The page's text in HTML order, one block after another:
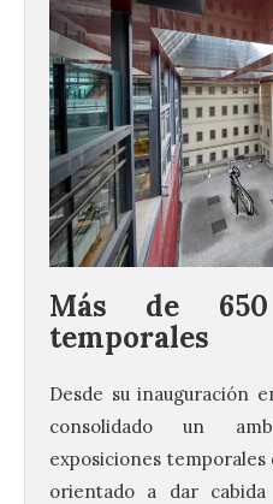
Más de 650
temporales
Desde su inauguración
consolidado un
exposiciones
orientado a dar